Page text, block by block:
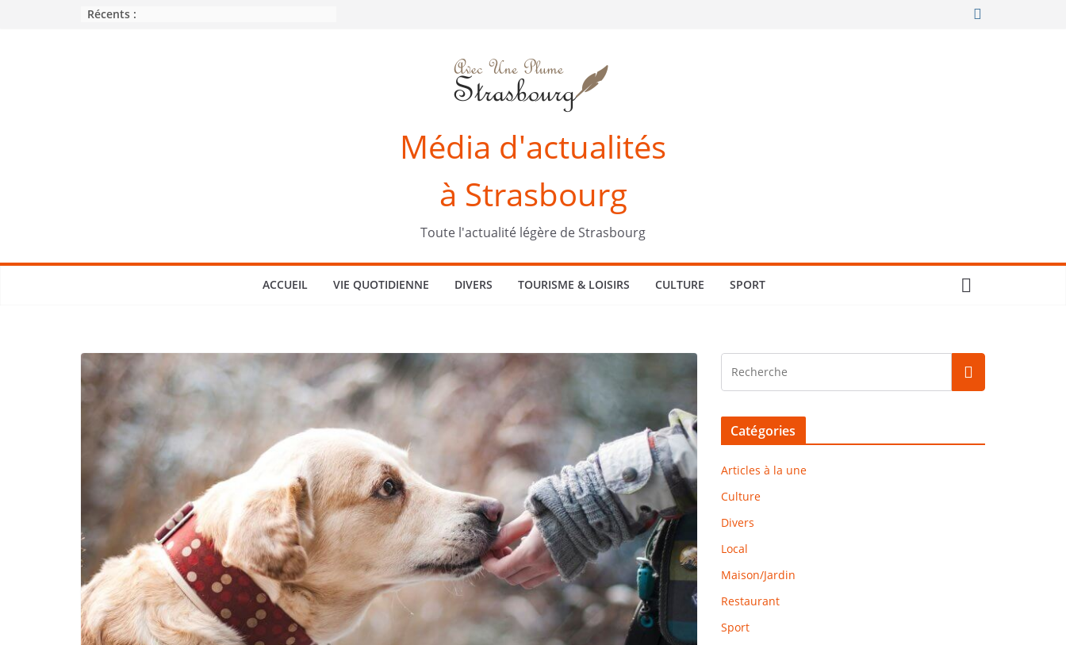
Récents :
Média d'actualités
à Strasbourg
Toute l'actualité légère de Strasbourg
ACCUEIL VIE QUOTIDIENNE DIVERS TOURISME & LOISIRS CULTURE SPORT
Catégories
Articles à la une
Culture
Divers
Local
Maison/Jardin
Restaurant
Sport